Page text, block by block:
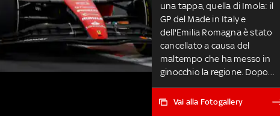
una tappa, quella di Imola: il
GP del Made in Italy e
dell'Emilia Romagna è stato
cancellato a causa del
maltempo che ha messo in
ginocchio la regione. Dopo
Las Vegas, ora si corre ad Abu
Dhabi per l'ultimo round del
Vai alla Fotogallery